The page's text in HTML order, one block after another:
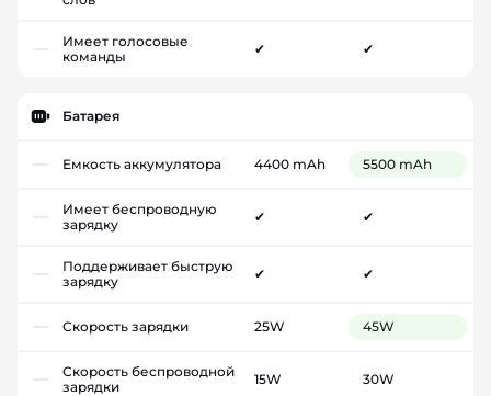
Имеет голосовые
команды
✔ ✔
Батарея
Емкость аккумулятора 4400 mAh 5500 mAh
Имеет беспроводную
зарядку
✔ ✔
Поддерживает быструю
зарядку
✔ ✔
Скорость зарядки 25W 45W
Скорость беспроводной
зарядки
15W 30W